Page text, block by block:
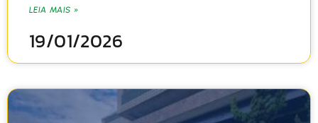
LEIA MAIS »
19/01/2026